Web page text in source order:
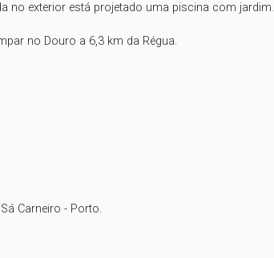
no exterior está projetado uma piscina com jardim.
no Douro a 6,3 km da Régua.
Carneiro - Porto.